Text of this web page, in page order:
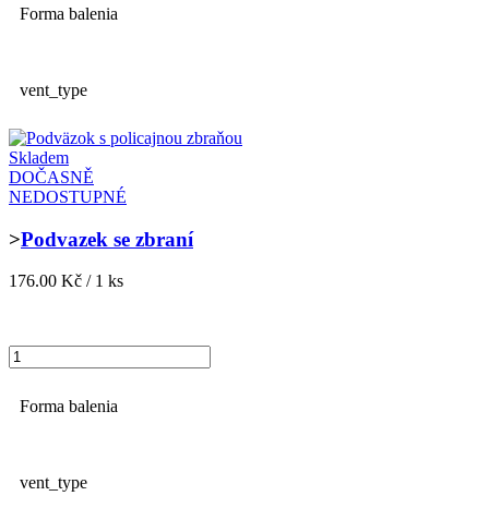
Forma balenia
vent_type
Skladem
DOČASNĚ
NEDOSTUPNÉ
>Podvazek se zbraní
176.00 Kč / 1 ks
Forma balenia
vent_type